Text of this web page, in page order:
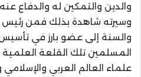
والدين والتمكين له والدفاع عنه
وسيرته شاهدة بذلك فمن رئيس
والسنة إلى عضو بارز في تأسيس
المسلمين تلك القلعة
علماء العالم العربي والإسلامي